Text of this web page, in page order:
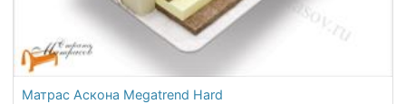
Матрас Аскона Megatrend Hard